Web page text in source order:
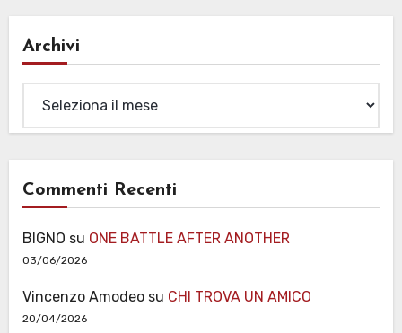
Archivi
Commenti Recenti
BIGNO su ONE BATTLE AFTER ANOTHER
03/06/2026
Vincenzo Amodeosu CHI TROVA UN AMICO
20/04/2026